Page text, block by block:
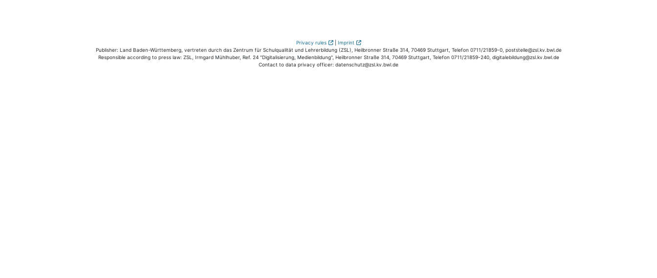
Privacy rules | Imprint
Publisher: Land Baden-Württemberg, vertreten durch das Zentrum für Schulqualität und Lehrerbildung (ZSL), Heilbronner Straße 314, 70469 Stuttgart, Telefon 0711/21859-0, poststelle@zsl.kv.bwl.de
Responsible according to press law: ZSL, Irmgard Mühlhuber, Ref. 24 "Digitalisierung, Medienbildung", Heilbronner Straße 314, 70469 Stuttgart, Telefon 0711/21859-240, digitalebildung@zsl.kv.bwl.de
Contact to data privacy officer: datenschutz@zsl.kv.bwl.de